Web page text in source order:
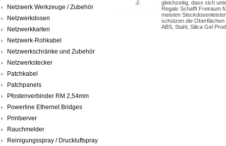
Netzwerk Werkzeuge / Zubehör
Netzwerkdosen
Netzwerkkarten
Netzwerk-Rohkabel
Netzwerkschränke und Zubehör
Netzwerkstecker
Patchkabel
Patchpanels
Pfostenverbinder RM 2,54mm
Powerline Ethernet Bridges
Printserver
Rauchmelder
Reinigungsspray / Druckluftspray
gleichzeitig, dass sich
Regals Schafft Freiraum
meisten
schützen die
ABS, Stahl, Silica Gel